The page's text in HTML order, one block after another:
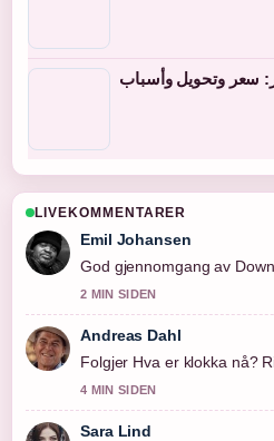
سعر وتحويل وأسباب
LIVEKOMMENTARER
Emil Johansen
God gjennomgang av
2 MIN SIDEN
Andreas Dahl
Folgjer Hva er klokka nå?
4 MIN SIDEN
Sara Lind